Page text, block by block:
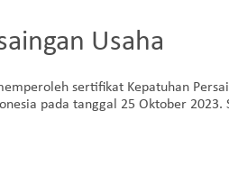
Usaha
sertifikat Kepatuhan
pada tanggal 25 Oktober